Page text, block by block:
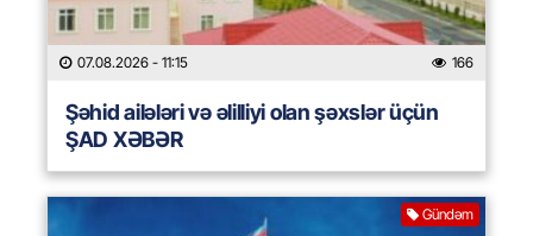
07.08.2026 - 11:15 166
Şəhid ailələri və əlilliyi olan şəxslər üçün
ŞAD XƏBƏR
Gündəm